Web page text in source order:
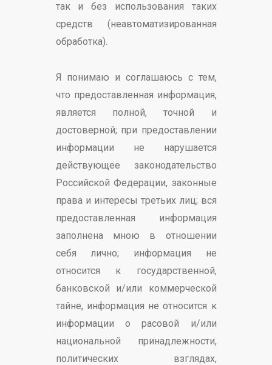
так и без использования таких
средств (неавтоматизированная
обработка).
Я понимаю и соглашаюсь с тем,
что предоставленная информация,
является полной, точной и
достоверной; при предоставлении
информации не нарушается
действующее законодательство
Российской Федерации, законные
права и интересы третьих лиц; вся
предоставленная информация
заполнена мною в отношении
себя лично; информация не
относится к государственной,
банковской и/или коммерческой
тайне, информация не относится к
информации о расовой и/или
национальной принадлежности,
политических взглядах,